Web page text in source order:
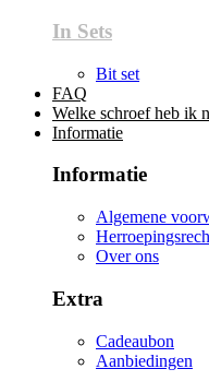
In Sets
Bit set
FAQ
Welke schroef heb ik
Informatie
Informatie
Algemene
Over ons
Extra
Cadeaubon
Aanbiedingen